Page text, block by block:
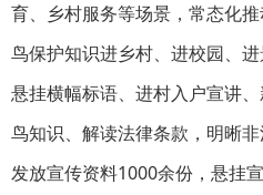
育、乡村服务等场景，常态化
鸟保护知识进乡村、进校园、进
悬挂横幅标语、进村入户宣讲
鸟知识、解读法律条款，明晰
发放宣传资料1000余份，悬挂宣